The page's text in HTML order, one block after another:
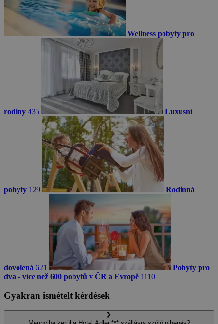
Wellness pobyty pro
rodiny 435 Luxusní
pobyty 129 Rodinná
dovolená 621
Pobyty pro
dva - více než 600 pobytů v ČR a Evropě 1110
Gyakran ismételt kérdések